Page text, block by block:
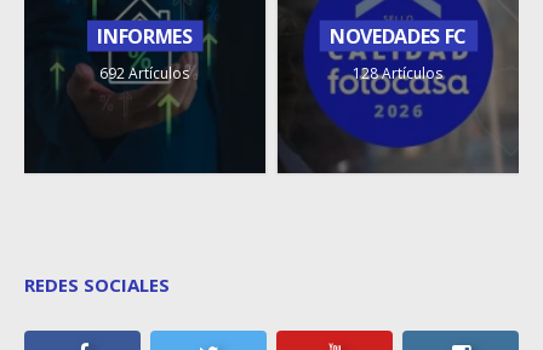
INFORMES
692 Artículos
NOVEDADES FC
128 Artículos
REDES SOCIALES